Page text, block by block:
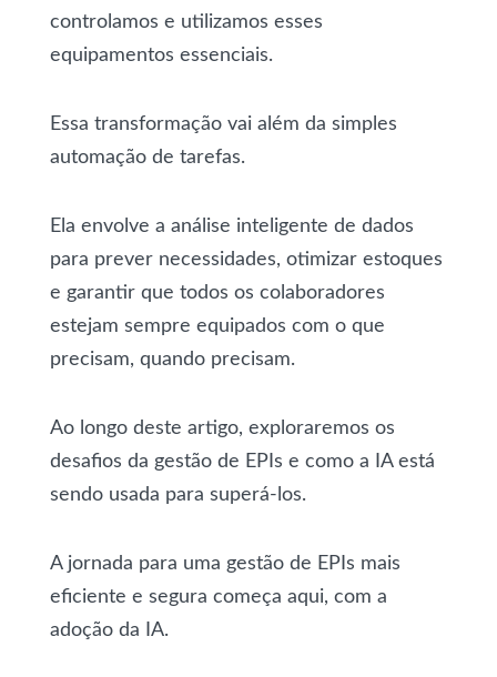
controlamos e utilizamos esses
equipamentos essenciais.
Essa transformação vai além da simples
automação de tarefas.
Ela envolve a análise inteligente de dados
para prever necessidades, otimizar estoques
e garantir que todos os colaboradores
estejam sempre equipados com o que
precisam, quando precisam.
Ao longo deste artigo, exploraremos os
desafios da gestão de EPIs e como a IA está
sendo usada para superá-los.
A jornada para uma gestão de EPIs mais
eficiente e segura começa aqui, com a
adoção da IA.